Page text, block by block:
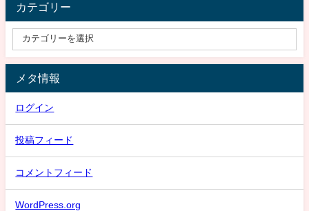
カテゴリー
メタ情報
ログイン
投稿フィード
コメントフィード
WordPress.org